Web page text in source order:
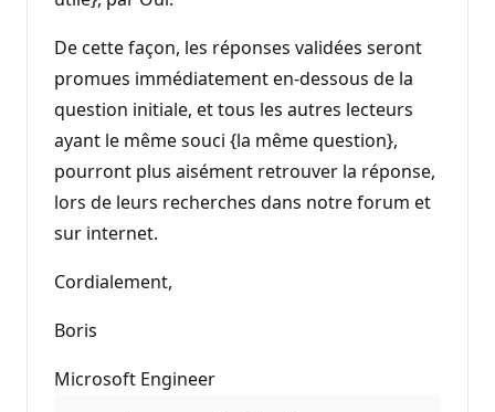
De cette façon, les réponses validées seront
promues immédiatement en-dessous de la
question initiale, et tous les autres lecteurs
ayant le même souci {la même question},
pourront plus aisément retrouver la réponse,
lors de leurs recherches dans notre forum et
sur internet.
Cordialement,
Boris
Microsoft Engineer